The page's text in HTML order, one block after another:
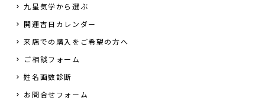
九星気学から選ぶ
開運吉日カレンダー
来店での購入をご希望の方へ
ご相談フォーム
姓名画数診断
お問合せフォーム